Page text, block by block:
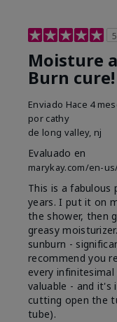
5
Moisture
Burn cure!
Enviado Hace 4
por cathy
de long valley, nj
Evaluado en
marykay.com/en-
This is a fabulous
years. I put it on
the shower, then
greasy
sunburn -
recommend you
every
valuable - and
cutting open the
tube).